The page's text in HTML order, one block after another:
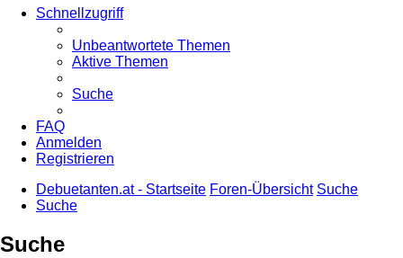
Schnellzugriff
Unbeantwortete Themen
Aktive Themen
Suche
FAQ
Anmelden
Registrieren
Debuetanten.at - Startseite Foren-Übersicht Suche
Suche
Suche